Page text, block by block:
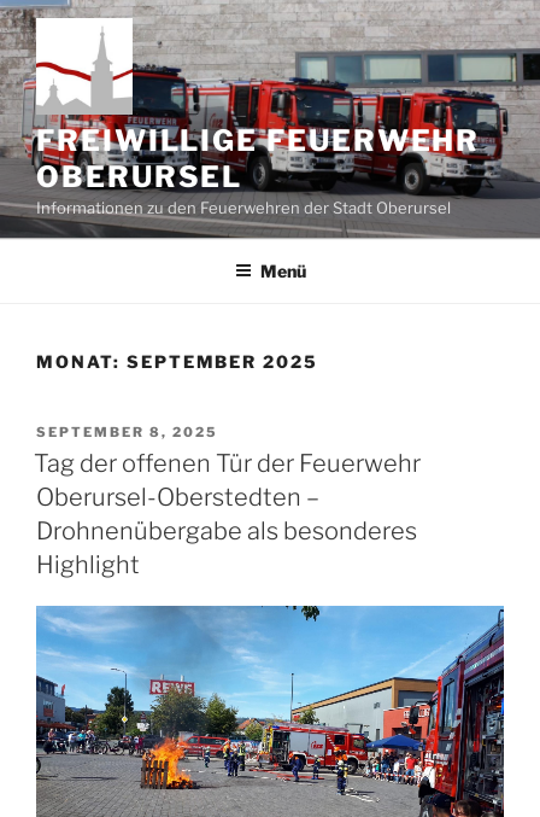
Zum
Inhalt
springen
FREIWILLIGE FEUERWEHR
OBERURSEL
Informationen zu den Feuerwehren der Stadt Oberursel
Menü
MONAT: SEPTEMBER 2025
VERÖFFENTLICHT
AM
SEPTEMBER 8, 2025
Tag der offenen Tür der Feuerwehr
Oberursel-Oberstedten –
Drohnenübergabe als besonderes
Highlight